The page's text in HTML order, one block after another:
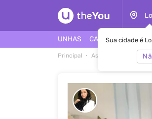
Sua cidade é
UNHAS CABELO ROSTO
Principal As melhores ideias